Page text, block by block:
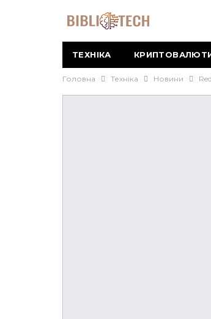
ТЕХНІКА
Головна Техніка Новини